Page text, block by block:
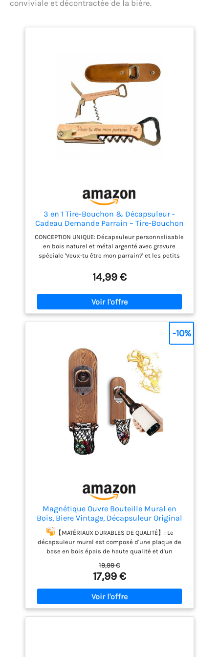
conviviale et décontractée de la bière.
3 en 1 Tire-Bouchon & Décapsuleur -
Cadeau Demande Parrain – Tire-Bouchon
Personnalisé en Bois – Gravé 'Veux-tu être
mon parrain ?' – Ouvre-Bouteille Original
(Veux-tu être mon parrain?)
CONCEPTION UNIQUE: Décapsuleur personnalisable
en bois naturel et métal argenté avec gravure
spéciale 'Veux-tu être mon parrain?' et les petits
bouchon en spirale, un décapsuleur et un coupe-
capsule dans un seul outil élégant et pratique
DIMENSIONS PRATIQUES: Mesure 13,5 cm de long sur
4 cm de large, poids léger de 90 grammes pour une
utilisation facile FABRICATION ARTISANALE: Produit
artisanal français avec finition soignée en bois
CADEAU PERSONNALISÉ : Idéal pour une demande de
parrain. Convient aussi comme cadeau de baptême,
naissance ou fête des parrains.
14,99 €
Magnétique Ouvre Bouteille Mural en
Bois, Biere Vintage, Décapsuleur Original
avec Cap Catcher, Accessoire Bar Exterieur,
Cadeau Homme pour Papa, Amie et
Collègue (Style 3)
【MATÉRIAUX DURABLES DE QUALITÉ】: Le
décapsuleur mural est composé d'une plaque de
base en bois épais de haute qualité et d'un
en bois est lisse, n'a pas d'odeur piquante, n'est pas
facile à déformer ou à casser, et l'ouvre-bouteille en
métal est durable, pas facile à rouiller et résistant à
la corrosion, adapté à tous les temps et saisons, et
pas facile à mouler même lorsqu'il est utilisé à
l'extérieur
【CONCEPTION RÉTRO PRATIQUE】: Le
19,99 €
17,99 €
-10%